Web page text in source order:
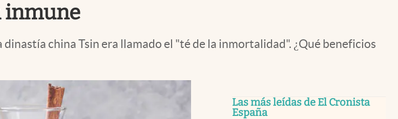
inmune
china Tsin era llamado el "té de la inmortalidad". ¿Qué beneficios
Las más leídas de El Cronista
España